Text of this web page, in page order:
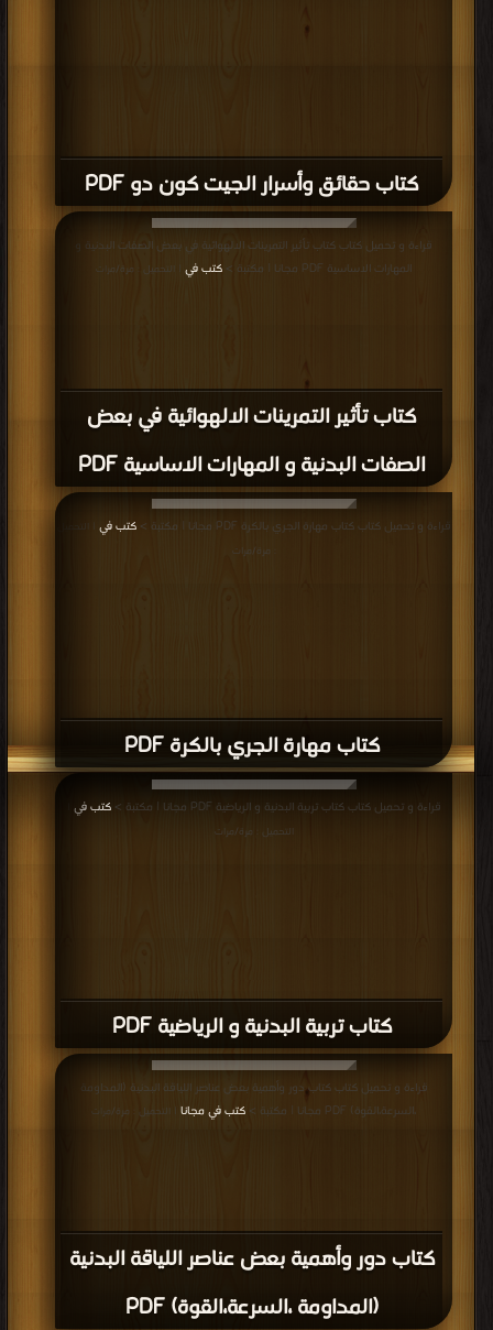
كتاب حقائق وأسرار الجيت كون دو PDF
كتاب تأثير التمرينات الالهوائية في بعض
الصفات البدنية و المهارات الاساسية PDF
قراءة و تحميل كتاب كتاب تأثير التمرينات الالهوائية في بعض الصفات البدنية و
المهارات الاساسية PDF مجانا | مكتبة >
كتب في | التحميل : مرة/مرات
كتاب مهارة الجري بالكرة PDF
قراءة و تحميل كتاب كتاب مهارة الجري بالكرة PDF مجانا | مكتبة > كتب في
: مرة/مرات
كتاب تربية البدنية و الرياضية PDF
قراءة و تحميل كتاب كتاب تربية البدنية و الرياضية PDF مجانا | مكتبة > كتب في
التحميل : مرة/مرات
كتاب دور وأهمية بعض عناصر اللياقة البدنية
(المداومة ،السرعة،القوة) PDF
قراءة و تحميل كتاب كتاب دور وأهمية بعض عناصر اللياقة البدنية (المداومة
،السرعة،القوة) PDF مجانا | مكتبة >
كتب في مجانا | التحميل : مرة/مرات